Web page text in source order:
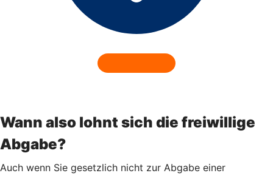
Wann also lohnt sich die freiwillige
Abgabe?
Auch wenn Sie gesetzlich nicht zur Abgabe einer